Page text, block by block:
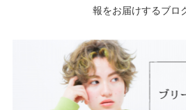
報をお届けするブ